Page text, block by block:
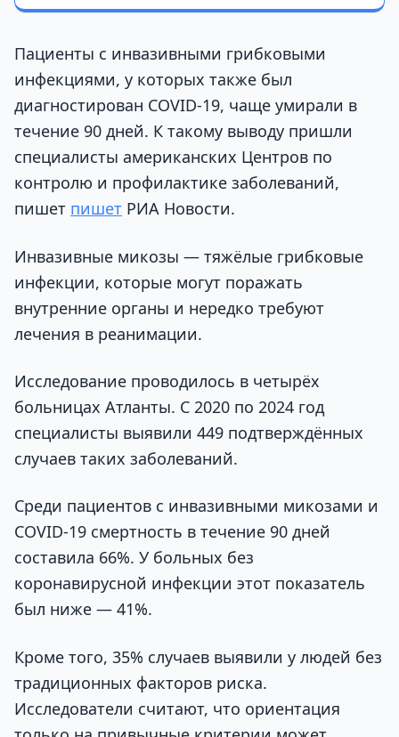
Пациенты с инвазивными грибковыми
инфекциями, у которых также был
диагностирован COVID-19, чаще умирали в
течение 90 дней. К такому выводу пришли
специалисты американских Центров по
контролю и профилактике заболеваний,
пишет пишет РИА Новости.
Инвазивные микозы — тяжёлые грибковые
инфекции, которые могут поражать
внутренние органы и нередко требуют
лечения в реанимации.
Исследование проводилось в четырёх
больницах Атланты. С 2020 по 2024 год
специалисты выявили 449 подтверждённых
случаев таких заболеваний.
Среди пациентов с инвазивными микозами и
COVID-19 смертность в течение 90 дней
составила 66%. У больных без
коронавирусной инфекции этот показатель
был ниже — 41%.
Кроме того, 35% случаев выявили у людей без
традиционных факторов риска.
Исследователи считают, что ориентация